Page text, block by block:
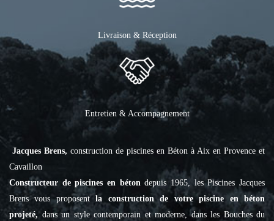
Livraison & Réception
Entretien & Accompagnement
Jacques Brens, construction de piscines en Béton à Aix en Provence et
Cavaillon
Constructeur de piscines en bétondepuis 1965, les Piscines Jacques
Brens vous proposentla construction de votre piscine en béton
projeté, dans un style contemporain et moderne, dans les Bouches du